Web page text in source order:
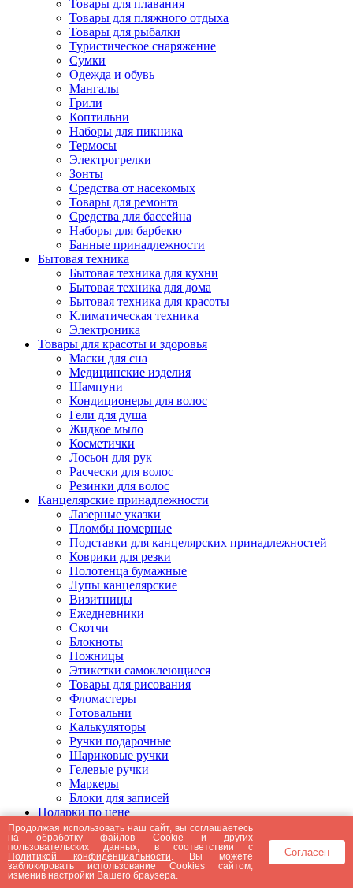
Товары для плавания
Товары для пляжного отдыха
Товары для рыбалки
Туристическое снаряжение
Сумки
Одежда и обувь
Мангалы
Грили
Коптильни
Наборы для пикника
Термосы
Электрогрелки
Зонты
Средства от насекомых
Товары для ремонта
Средства для бассейна
Наборы для барбекю
Банные принадлежности
Бытовая техника
Бытовая техника для кухни
Бытовая техника для дома
Бытовая техника для красоты
Климатическая техника
Электроника
Товары для красоты и здоровья
Маски для сна
Медицинские изделия
Шампуни
Кондиционеры для волос
Гели для душа
Жидкое мыло
Косметички
Лосьон для рук
Расчески для волос
Резинки для волос
Канцелярские принадлежности
Лазерные указки
Пломбы номерные
Подставки для канцелярских принадлежностей
Коврики для резки
Полотенца бумажные
Лупы канцелярские
Визитницы
Ежедневники
Скотчи
Блокноты
Ножницы
Этикетки самоклеющиеся
Товары для рисования
Фломастеры
Готовальни
Калькуляторы
Ручки подарочные
Шариковые ручки
Гелевые ручки
Маркеры
Блоки для записей
Подарки по цене
Подарки от 5000 рублей
Подарки до 5000 рублей
Подарки до 3000 рублей
Подарки до 2000 рублей
Подарки до 1000 рублей
Продолжая использовать наш сайт, вы соглашаетесь
наобработку файлов Cookie и других
пользовательских данных, в соответствии с
Политикой конфиденциальности . Вы можете
заблокировать использование Cookies сайтом,
изменив настройки Вашего браузера.
Согласен